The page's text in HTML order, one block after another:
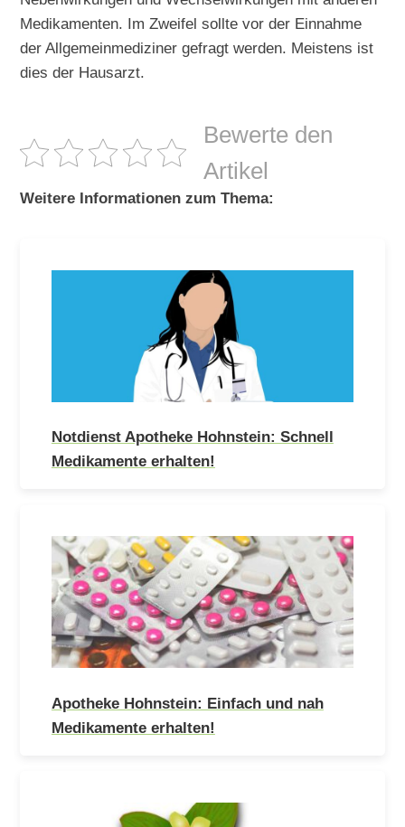
Medikamenten. Im Zweifel sollte vor der Einnahme
der Allgemeinmediziner gefragt werden. Meistens ist
dies der Hausarzt.
Bewerte den
Artikel
Weitere Informationen zum Thema:
Notdienst Apotheke Hohnstein: Schnell
Medikamente erhalten!
Apotheke Hohnstein: Einfach und nah
Medikamente erhalten!